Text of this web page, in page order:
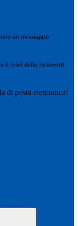
un messaggio
il reset della password
di posta elettronica!